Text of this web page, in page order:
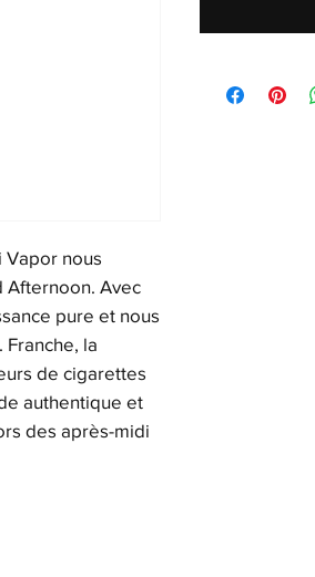
Vapor nous
Afternoon. Avec
pure et nous
la
de cigarettes
authentique et
des après-midi